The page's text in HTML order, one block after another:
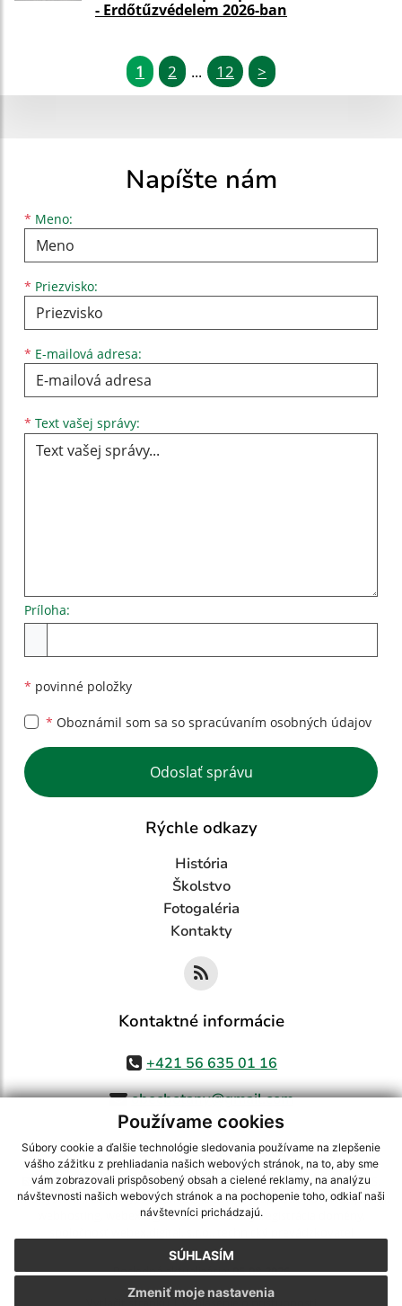
Používame cookies
Súbory cookie a ďalšie technológie sledovania používame na zlepšenie
vášho zážitku z prehliadania našich webových stránok, na to, aby sme
vám zobrazovali prispôsobený obsah a cielené reklamy, na analýzu
návštevnosti našich webových stránok a na pochopenie toho, odkiaľ naši
návštevníci prichádzajú.
SÚHLASÍM
Zmeniť moje nastavenia
- Erdőtűzvédelem 2026-ban
1 2 ... 12 >
Napíšte nám
* Meno:
Meno
* Priezvisko:
Priezvisko
* E-mailová adresa:
E-mailová adresa
* Text vašej správy:
Príloha:
* povinné položky
* Oboznámil som sa so spracúvaním osobných údajov
Google reCaptcha Response
Odoslať správu
Rýchle odkazy
História
Školstvo
Fotogaléria
Kontakty
Kontaktné informácie
+421 56 635 01 16
obecbotany@gmail.com
využite možnosť získavania aktuálnych informácií s využitím RSS
CMS systém (redakčný) systém ECHELON 2,Mapa stránok,web portál
webex.digital, s.r.o.,domény,registrácia domény
Posledná aktualizácia:05.08.2026
Vytlačiť stránku|Vyhlásenie o prístupnosti